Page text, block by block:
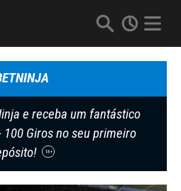
e receba um fantástico
100 Giros no seu primeiro
18+